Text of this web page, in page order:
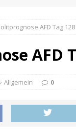
2022 ]
Politprognose
AFD Tag
AFD
Allgemein 0